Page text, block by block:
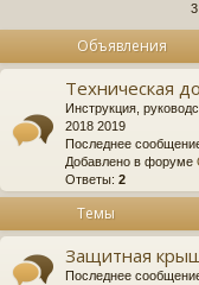
Объявления
Техническая
Инструкция,
2018 2019
Последнее
Добавлено в форуме
Ответы: 2
Темы
Защитная
Последнее